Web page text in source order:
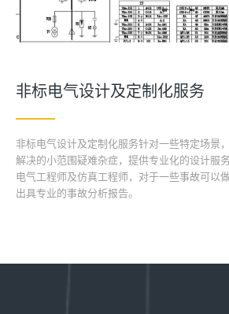
非标电气设计及定制化服务
非标电气设计及定制化服务针对一些特定场景
解决的小范围疑难杂症，提供专业化的设计服
电气工程师及仿真工程师，对于一些事故可以
出具专业的事故分析报告。